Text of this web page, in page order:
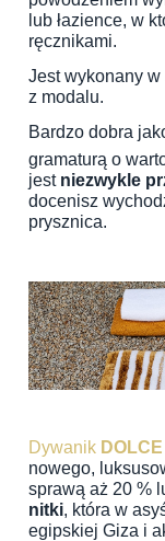
lub łazience, w
ręcznikami.
Jest wykonany w
z modalu.
Bardzo dobra
gramaturą o
jest niezwykle
docenisz
prysznica.
Dywanik DOLCE
nowego,
sprawą aż 20 %
nitki, która w
egipskiej Giza i